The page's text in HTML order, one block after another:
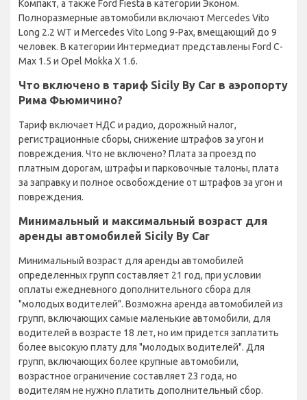
Компакт, а также Ford Fiesta в категории Эконом.
Полноразмерные автомобили включают Mercedes Vito
Long 2.2 WT и Mercedes Vito Long 9-Pax, вмещающий до 9
человек. В категории Интермедиат представлены Ford C-
Max 1.5 и Opel Mokka X 1.6.
Что включено в тариф Sicily By Car в аэропорту
Рима Фьюмичино?
Тариф включает НДС и радио, дорожный налог,
регистрационные сборы, снижение штрафов за угон и
повреждения. Что не включено? Плата за проезд по
платным дорогам, штрафы и парковочные талоны, плата
за заправку и полное освобождение от штрафов за угон и
повреждения.
Минимальный и максимальный возраст для
аренды автомобилей Sicily By Car
Минимальный возраст для аренды автомобилей
определенных групп составляет 21 год, при условии
оплаты ежедневного дополнительного сбора для
"молодых водителей". Возможна аренда автомобилей из
групп, включающих самые маленькие автомобили, для
водителей в возрасте 18 лет, но им придется заплатить
более высокую плату для "молодых водителей". Для
групп, включающих более крупные автомобили,
возрастное ограничение составляет 23 года, но
водителям не нужно платить дополнительный сбор.